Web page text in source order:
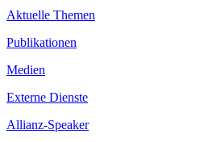
Aktuelle Themen
Publikationen
Medien
Externe Dienste
Allianz-Speaker